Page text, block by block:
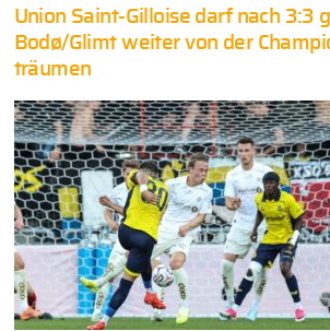
Union Saint-Gilloise darf nach 3:3
Bodø/Glimt weiter von der
träumen